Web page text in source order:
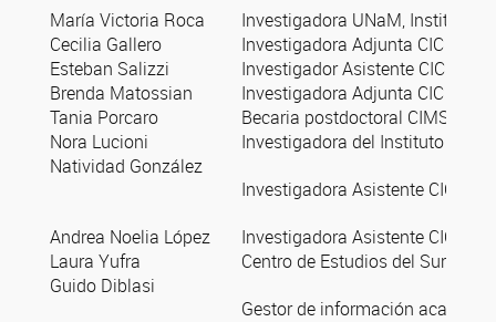
María Victoria Roca
Investigadora UNaM, Instituto
Cecilia Gallero
Investigadora Adjunta CIC
Esteban Salizzi
Investigador Asistente CIC
Brenda Matossian
Investigadora Adjunta CIC
Tania Porcaro
Becaria postdoctoral CIMSUR/
Nora Lucioni
Investigadora del Instituto de
Natividad González
Investigadora Asistente CIC
Andrea Noelia López
Investigadora Asistente CIC
Laura Yufra
Centro de Estudios del Sur
Guido Diblasi
Gestor de información